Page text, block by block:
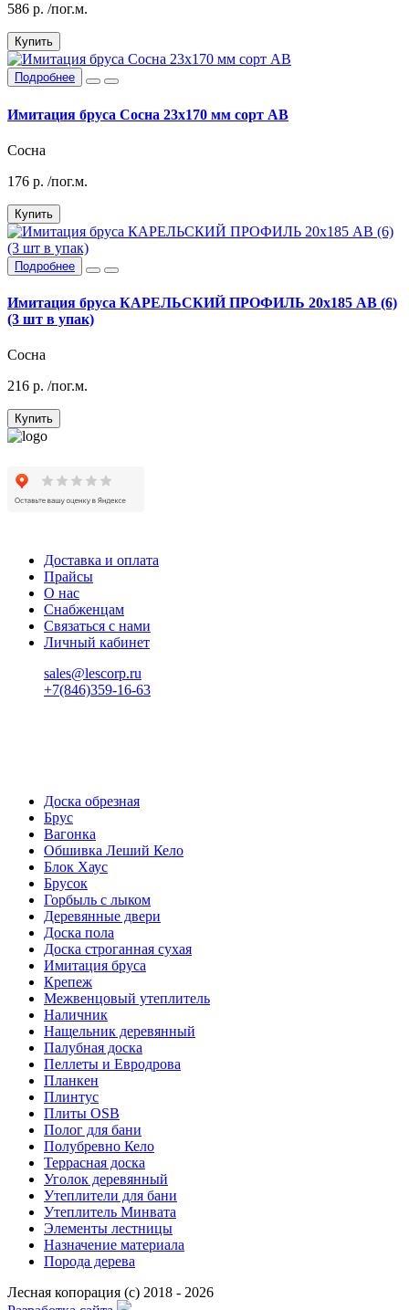
586 р. /пог.м.
Купить
Подробнее
Имитация бруса Сосна 23х170 мм сорт АВ
Сосна
176 р. /пог.м.
Купить
Подробнее
Имитация бруса КАРЕЛЬСКИЙ ПРОФИЛЬ 20х185 АВ (6)
(3 шт в упак)
Сосна
216 р. /пог.м.
Купить
Доставка и оплата
Прайсы
О нас
Снабженцам
Связаться с нами
Личный кабинет
sales@lescorp.ru
+7(846)359-16-63
Доска обрезная
Брус
Вагонка
Обшивка Леший Кело
Блок Хаус
Брусок
Горбыль с лыком
Деревянные двери
Доска пола
Доска строганная сухая
Имитация бруса
Крепеж
Межвенцовый утеплитель
Наличник
Нащельник деревянный
Палубная доска
Пеллеты и Евродрова
Планкен
Плинтус
Плиты OSB
Полог для бани
Полубревно Кело
Террасная доска
Уголок деревянный
Утеплители для бани
Утеплитель Минвата
Элементы лестницы
Назначение материала
Порода дерева
Лесная копорация (с) 2018 - 2026